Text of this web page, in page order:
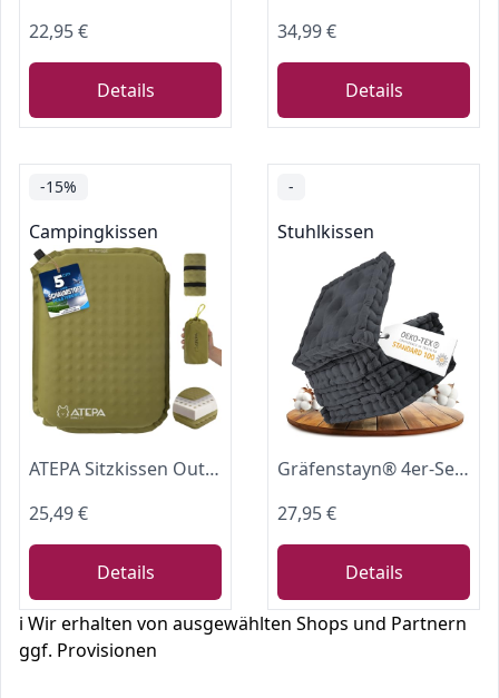
22,95 €
Details
34,99 €
Details
-15%
Campingkissen
ATEPA Sitzkissen Outdoor, Aufblasbares Sitzkissen, Oliv
25,49 €
Details
-
Stuhlkissen
Gräfenstayn® 4er-Set Sitzkissen Stuhlkissen 40x40x8cm für Indoor und Outdoor aus 100% Baumwolle Dicke Polsterung Steppkissen/Bodenkissen (Anthrazit)
27,95 €
Details
ℹ️ Wir erhalten von ausgewählten Shops und Partnern
ggf. Provisionen